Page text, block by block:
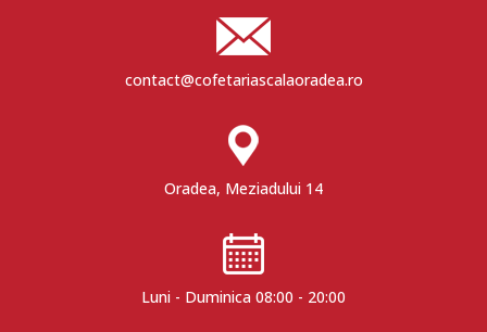
contact@cofetariascalaoradea.ro
Oradea, Meziadului 14
Luni - Duminica 08:00 - 20:00